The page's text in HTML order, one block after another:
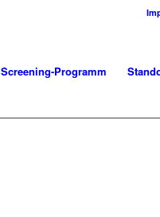
Screening-Programm